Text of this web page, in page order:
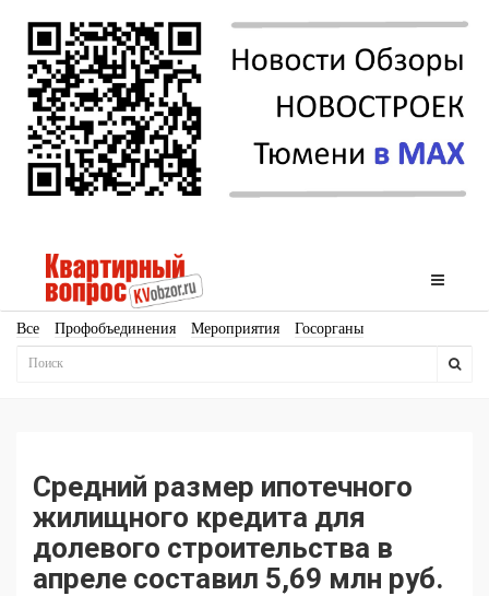
Все Профобъединения Мероприятия Госорганы
Новостройки
Продвижение Поздравляем
Ещё
Средний размер ипотечного
жилищного кредита для
долевого строительства в
апреле составил 5,69 млн руб.